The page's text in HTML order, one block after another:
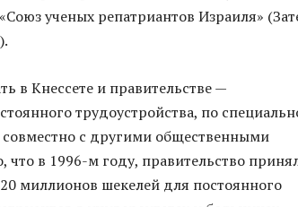
ученых репатриантов Израиля»
в Кнессете и правительстве —
трудоустройства, по
с другими общественными
что в 1996-м году, правительство
миллионов шекелей для постоянного